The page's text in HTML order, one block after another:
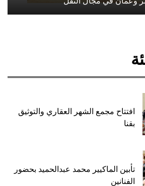
افتتاح مجمع الشهر العقاري والتوثيق
بقنا
تأبين الماكيير محمد عبدالحميد بحضور
الفنانين